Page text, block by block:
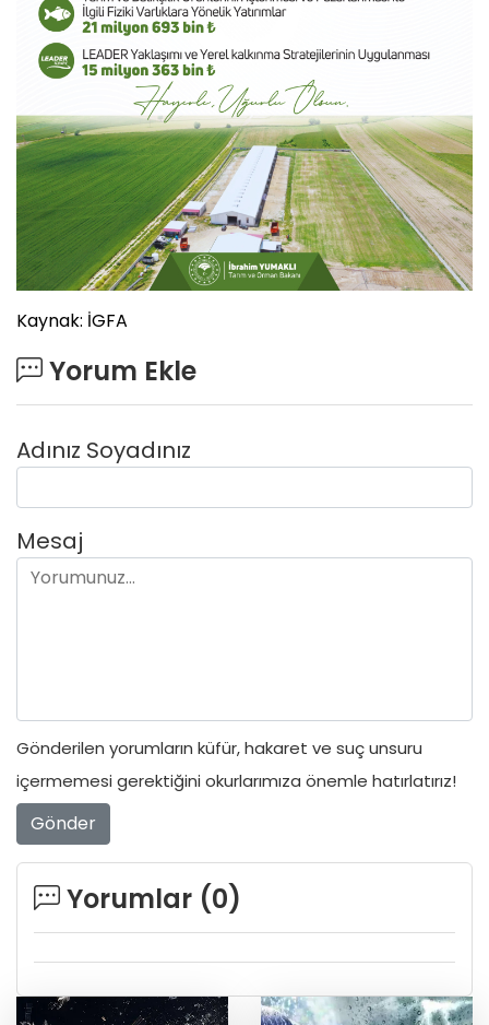
Kaynak: İGFA
Yorum Ekle
Adınız Soyadınız
Mesaj
Gönderilen yorumların küfür, hakaret ve suç unsuru
içermemesi gerektiğini okurlarımıza önemle hatırlatırız!
Gönder
Yorumlar (0)